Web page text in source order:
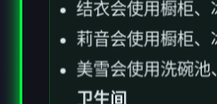
结衣会使用橱柜、
莉音会使用橱柜、
美雪会使用洗碗池